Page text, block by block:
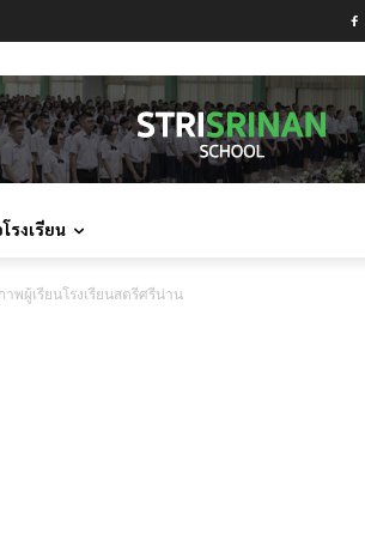
รงเรียน
ผู้เรียนโรงเรียนสตรีศรีน่าน